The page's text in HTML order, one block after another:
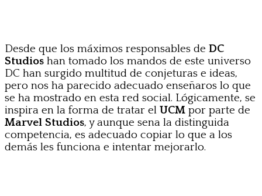
Desde que los máximos responsables de DC
Studios han tomado los mandos de este universo
DC han surgido multitud de conjeturas e ideas,
pero nos ha parecido adecuado enseñaros lo que
se ha mostrado en esta red social. Lógicamente, se
inspira en la forma de tratar el UCM por parte de
Marvel Studios, y aunque sena la distinguida
competencia, es adecuado copiar lo que a los
demás les funciona e intentar mejorarlo.